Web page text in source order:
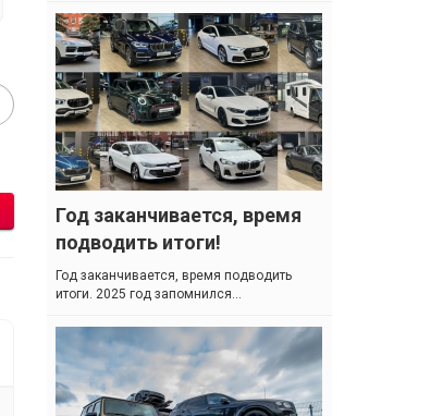
Год заканчивается, время
подводить итоги!
Год заканчивается, время подводить
итоги. 2025 год запомнился...